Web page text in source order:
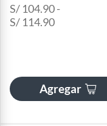
S/ 104.90 -
S/ 114.90
Agregar